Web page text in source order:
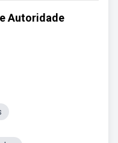
Autoridade